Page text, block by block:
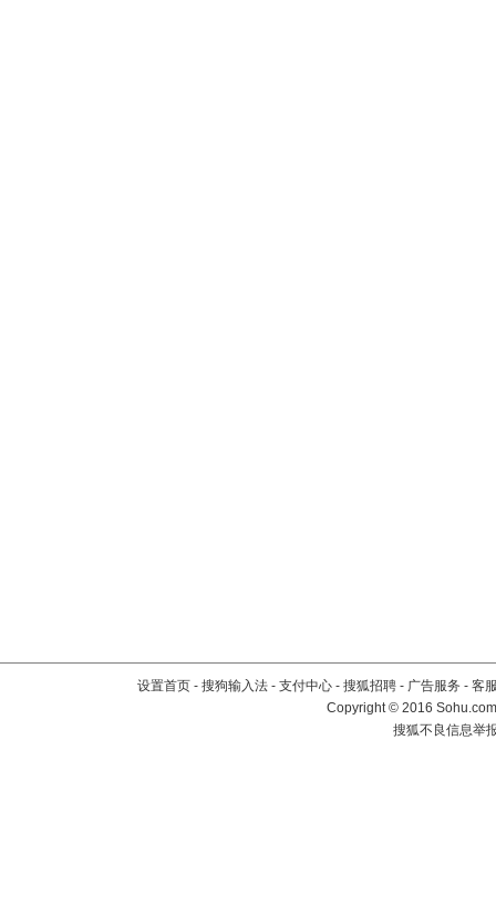
设置首页 - 搜狗输入法 - 支付中心 - 搜狐招聘 - 广告服务 - 客
Copyright©2016
搜狐不良信息举